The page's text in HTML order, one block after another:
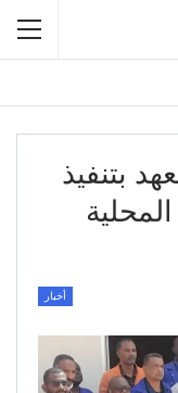
بتنفيذ
أخبار